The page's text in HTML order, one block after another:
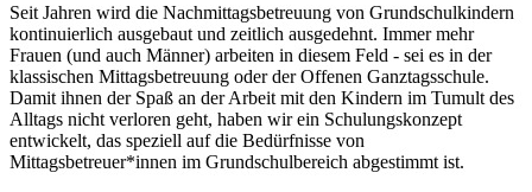
Seit Jahren wird die Nachmittagsbetreuung von Grundschulkindern
kontinuierlich ausgebaut und zeitlich ausgedehnt. Immer mehr
Frauen (und auch Männer) arbeiten in diesem Feld - sei es in der
klassischen Mittagsbetreuung oder der Offenen Ganztagsschule.
Damit ihnen der Spaß an der Arbeit mit den Kindern im Tumult des
Alltags nicht verloren geht, haben wir ein Schulungskonzept
entwickelt, das speziell auf die Bedürfnisse von
Mittagsbetreuer*innen im Grundschulbereich abgestimmt ist.